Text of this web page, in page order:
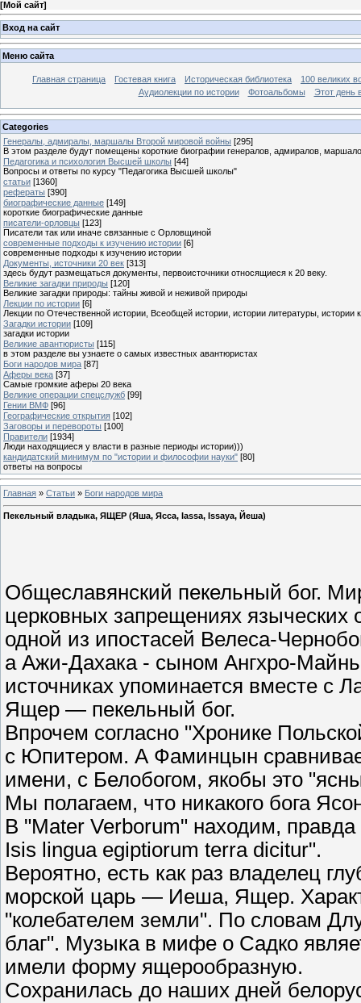
[Мой сайт]
Вход на сайт
Меню сайта
Главная страница Гостевая книга Историческая библиотека
100 великих
Аудиолекции по истории
Фотоальбомы Этот день
Categories
Генералы, адмиралы, маршалы Второй мировой войны [295]
В этом разделе будут помещены короткие биографии генералов, адмиралов,
Педагогика и психология Высшей школы [44]
Вопросы и ответы по курсу "Педагогика Высшей школы"
статьи [1360]
рефераты [390]
биографические данные [149]
короткие биографические данные
писатели-орловцы [123]
Писатели так или иначе связанные с Орловщиной
современные подходы к изучению истории [6]
современные подходы к изучению истории
Документы, источники 20 век [313]
здесь будут размещаться документы, первоисточники относящиеся к 20 веку.
Великие загадки природы [120]
Великие загадки природы: тайны живой и неживой природы
Лекции по истории [6]
Лекции по Отечественной истории, Всеобщей истории, истории литературы, истории
Загадки истории [109]
загадки истории
Великие авантюристы [115]
в этом разделе вы узнаете о самых известных авантюристах
Боги народов мира [87]
Аферы века [37]
Самые громкие аферы 20 века
Великие операции спецслужб [99]
Гении ВМФ [96]
Географические открытия [102]
Заговоры и перевороты [100]
Правители [1934]
Люди находящиеся у власти в разные периоды истории)))
кандидатский минимум по "истории и философии науки" [80]
ответы на вопросы
Главная » Статьи » Боги народов мира
Пекельный владыка, ЯЩЕР (Яша, Ясса, Iassa, Issaya, Йеша)
Общеславянский пекельный бог.
церковных запрещениях языческих
одной из ипостасей Велеса-
а Ажи-Дахака - сыном Ангхро-
источниках упоминается вместе с
Ящер — пекельный бог.
Впрочем согласно "Хронике
с Юпитером. А Фаминцын
имени, с Белобогом, якобы это
Мы полагаем, что никакого бога
В "Mater Verborum" находим,
Isis lingua egiptiorum terra dicitur".
Вероятно, есть как раз владелец
морской царь — Иеша, Ящер.
"колебателем земли". По словам
благ". Музыка в мифе о Садко
имели форму ящерообразную.
Сохранилась до наших дней